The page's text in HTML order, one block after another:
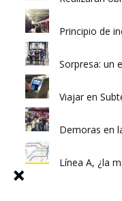
Principio de
Sorpresa: un
Viajar en
Demoras en
Línea A, ¿la